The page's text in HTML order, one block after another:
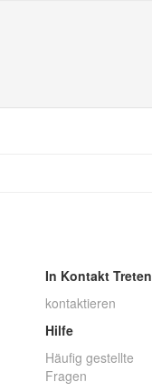
In Kontakt Treten
kontaktieren
Hilfe
Häufig gestellte
Fragen